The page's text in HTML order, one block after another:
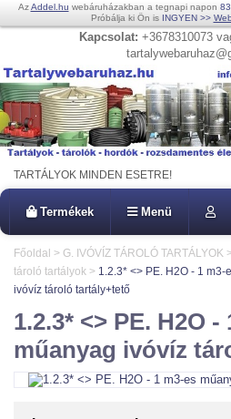
AzAddel.hu webáruházakban a tegnapi napon
Próbálja ki Ön is INGYEN >>
Kapcsolat: +3678310073
TARTÁLYOK MINDEN ESETRE!
Termékek Menü
Főoldal > G. IVÓVÍZ TÁROLÓ TARTÁLYOK
tároló tartályok > 1.2.3* <> PE. H2O - 1 m3-
ivóvíz tároló tartály+tető
1.2.3* <> PE. H2O -
műanyag ivóvíz